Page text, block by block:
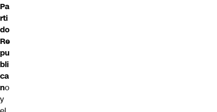
Pa
rti
do
Re
pu
bli
ca
no
y